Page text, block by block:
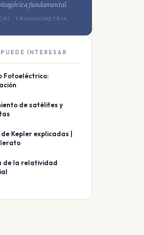
fundamental
· TRIGONOMETRÍA
INTERESAR
Fotoeléctrico:
de satélites y
Kepler explicadas |
de la relatividad